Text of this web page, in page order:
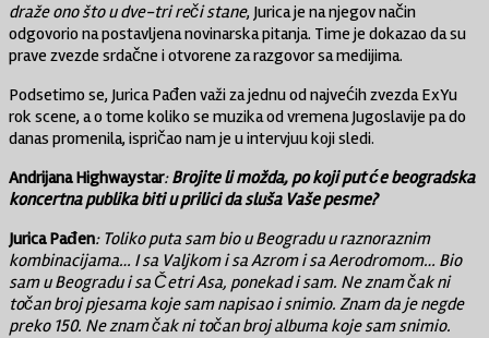
draže ono što u dve-tri reči stane, Jurica je na njegov način
odgovorio na postavljena novinarska pitanja. Time je dokazao da su
prave zvezde srdačne i otvorene za razgovor sa medijima.
Podsetimo se, Jurica Pađen važi za jednu od najvećih zvezda ExYu
rok scene, a o tome koliko se muzika od vremena Jugoslavije pa do
danas promenila, ispričao nam je u intervjuu koji sledi.
Andrijana Highwaystar:Brojite li možda, po koji put će beogradska
koncertna publika biti u prilici da sluša Vaše pesme?
Jurica Pađen: Toliko puta sam bio u Beogradu u raznoraznim
kombinacijama… I sa Valjkom i sa Azrom i sa Aerodromom… Bio
sam u Beogradu i sa Četri Asa, ponekad i sam. Ne znam čak ni
točan broj pjesama koje sam napisao i snimio. Znam da je negde
preko 150. Ne znam čak ni točan broj albuma koje sam snimio.